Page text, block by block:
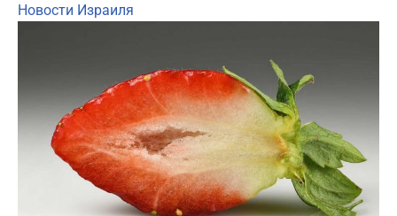
Новости Израиля